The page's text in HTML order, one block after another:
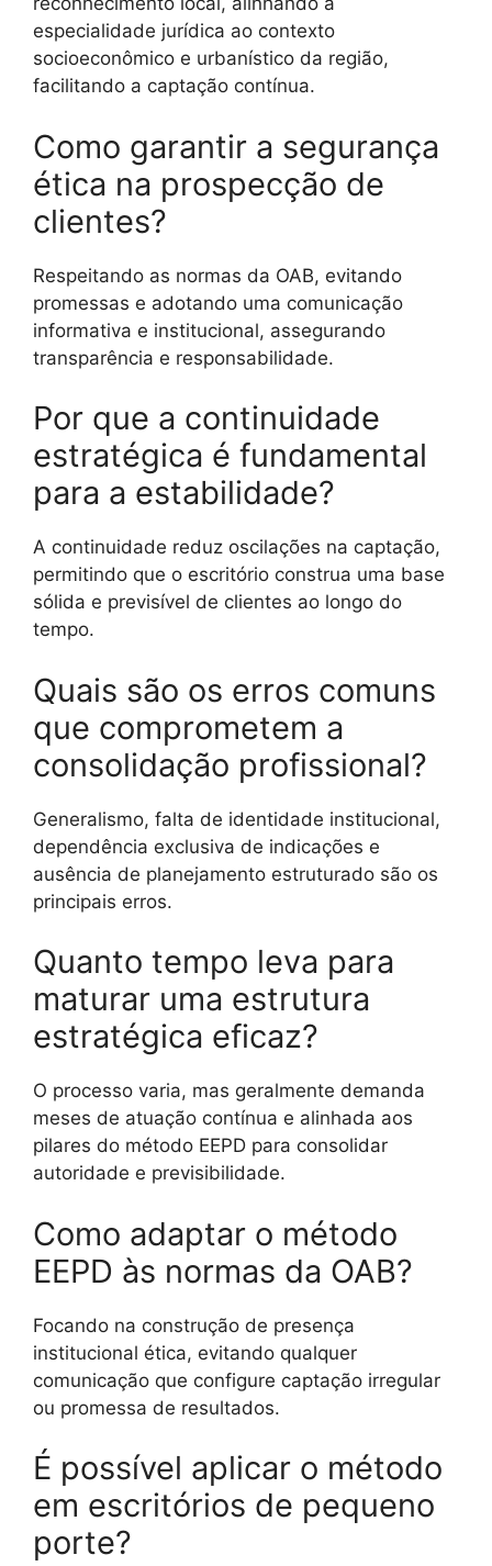
especialidade jurídica ao contexto
socioeconômico e urbanístico da região,
facilitando a captação contínua.
Como garantir a segurança
ética na prospecção de
clientes?
Respeitando as normas da OAB, evitando
promessas e adotando uma comunicação
informativa e institucional, assegurando
transparência e responsabilidade.
Por que a continuidade
estratégica é fundamental
para a estabilidade?
A continuidade reduz oscilações na captação,
permitindo que o escritório construa uma base
sólida e previsível de clientes ao longo do
tempo.
Quais são os erros comuns
que comprometem a
consolidação profissional?
Generalismo, falta de identidade institucional,
dependência exclusiva de indicações e
ausência de planejamento estruturado são os
principais erros.
Quanto tempo leva para
maturar uma estrutura
estratégica eficaz?
O processo varia, mas geralmente demanda
meses de atuação contínua e alinhada aos
pilares do método EEPD para consolidar
autoridade e previsibilidade.
Como adaptar o método
EEPD às normas da OAB?
Focando na construção de presença
institucional ética, evitando qualquer
comunicação que configure captação irregular
ou promessa de resultados.
É possível aplicar o método
em escritórios de pequeno
porte?